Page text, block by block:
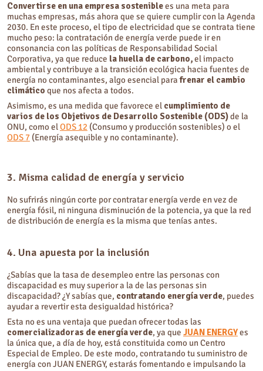
Convertirse en una empresa sosteniblees una meta para
muchas empresas, más ahora que se quiere cumplir con la Agenda
2030. En este proceso, el tipo de electricidad que se contrata tiene
mucho peso: la contratación de energía verde puede ir en
consonancia con las políticas de Responsabilidad Social
Corporativa, ya que reduce la huella de carbono,el impacto
ambiental y contribuye a la transición ecológica hacia fuentes de
energía no contaminantes, algo esencial parafrenar el cambio
climático que nos afecta a todos.
Asimismo, es una medida que favorece el cumplimiento de
varios de los Objetivos de Desarrollo Sostenible (ODS)de la
ONU, como elODS 12 (Consumo y producción sostenibles) o el
ODS 7 (Energía asequible y no contaminante).
3. Misma calidad de energía y servicio
No sufrirás ningún corte por contratar energía verde en vez de
energía fósil, ni ninguna disminución de la potencia, ya que la red
de distribución de energía es la misma que tenías antes.
4. Una apuesta por la inclusión
¿Sabías que la tasa de desempleo entre las personas con
discapacidad es muy superior a la de las personas sin
discapacidad? ¿Y sabías que, contratando energía verde, puedes
ayudar a revertir esta desigualdad histórica?
Esta no es una ventaja que puedan ofrecer todas las
comercializadoras de energía verde, ya que JUAN ENERGYes
la única que, a día de hoy, está constituida como un Centro
Especial de Empleo. De este modo, contratando tu suministro de
energía con JUAN ENERGY, estarás fomentando e impulsando la